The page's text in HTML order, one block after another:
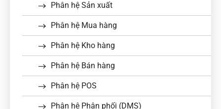
Phân hệ Sản xuất
Phân hệ Mua hàng
Phân hệ Kho hàng
Phân hệ Bán hàng
Phân hệ POS
Phân hệ Phân phối (DMS)